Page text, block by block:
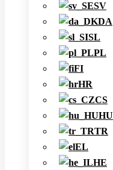
SV
DA
SL
PL
FI
HR
CS
HU
TR
EL
HE